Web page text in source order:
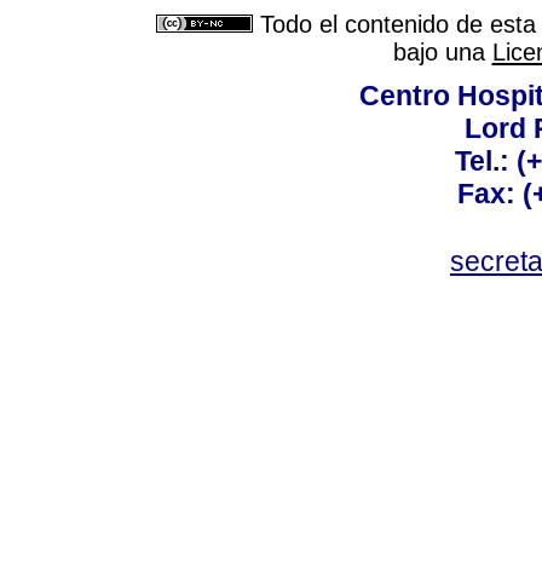
Todo el contenido de
bajo una
Centro
Lord
Tel.:
Fax: